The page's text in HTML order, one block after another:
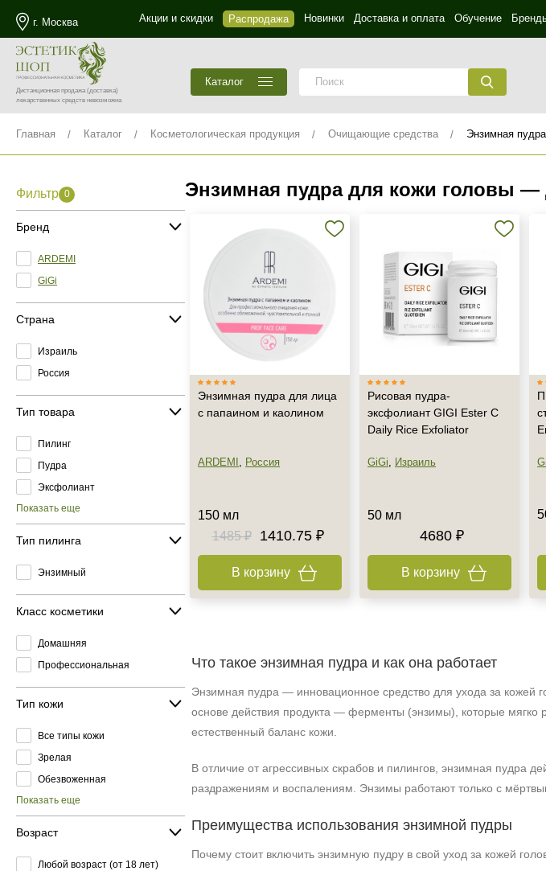
г. Москва Акции и скидки Распродажа Новинки Доставка и оплата Обучение
Дистанционная продажа(доставка)
лекарственных средств невозможна
Каталог
Главная Каталог Косметологическая продукция Очищающие средства Энзимная пудра
Фильтр 0
Бренд
ARDEMI
GiGi
Страна
Израиль
Россия
Тип товара
Пилинг
Пудра
Эксфолиант
Показать еще
Тип пилинга
Энзимный
Класс косметики
Домашняя
Профессиональная
Тип кожи
Все типы кожи
Зрелая
Обезвоженная
Показать еще
Возраст
Любой возраст (от 18 лет)
Энзимная пудра для кожи головы —
Энзимная пудра для лица
с папаином и каолином
ARDEMI , Россия
150 мл
1485 ₽
1410.75 ₽
В корзину
Рисовая пудра-
эксфолиант GIGI Ester C
Daily Rice Exfoliator
GiGi, Израиль
50 мл
4680 ₽
В корзину
Что такое энзимная пудра и как она работает
Энзимная пудра — инновационное средство для ухода за кожей
основе действия продукта — ферменты (энзимы), которые мягко
естественный баланс кожи.
В отличие от агрессивных скрабов и пилингов, энзимная пудра
раздражениям и воспалениям. Энзимы работают только с
Преимущества использования энзимной пудры
Почему стоит включить энзимную пудру в свой уход за кожей